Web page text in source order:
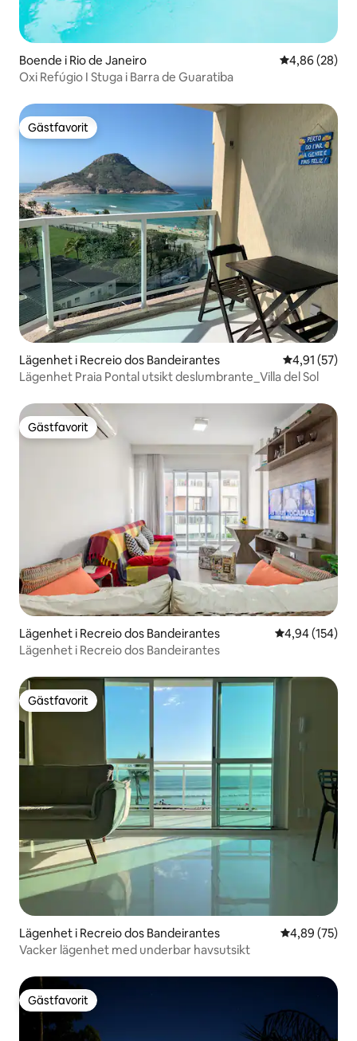
Boende i Rio de Janeiro 4,86 av 5 i
4,86 (28)
Oxi Refúgio I Stuga i Barra de Guaratiba
Gästfavorit
Gästfavorit
Lägenhet i Recreio dos Bandeirantes 4,91 av 5 i
4,91 (57)
Lägenhet Praia Pontal utsikt deslumbrante_Villa del Sol
Gästfavorit
Gästfavorit
Lägenhet i Recreio dos Bandeirantes 4,94 av 5 i
4,94 (154)
Lägenhet i Recreio dos Bandeirantes
Gästfavorit
Gästfavorit
Lägenhet i Recreio dos Bandeirantes 4,89 av 5 i
4,89 (75)
Vacker lägenhet med underbar havsutsikt
Gästfavorit
Gästfavorit